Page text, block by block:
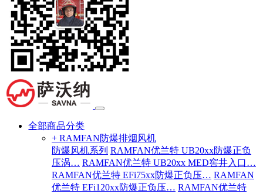
全部商品分类
+ RAMFAN防爆排烟风机
防爆风机系列 RAMFAN优兰特 UB20xx防爆正负
压涡… RAMFAN优兰特 UB20xx MED窖井入口…
RAMFAN优兰特 EFi75xx防爆正负压… RAMFAN
优兰特 EFi120xx防爆正负压… RAMFAN优兰特